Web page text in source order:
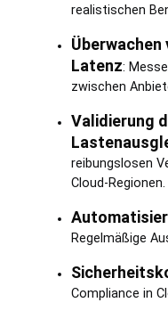
realistischen
Latenz:
zwischen
Validierung
reibungslosen
Cloud-Regionen.
Regelmäßige
Compliance in